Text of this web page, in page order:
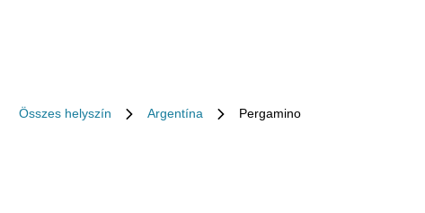
Összes helyszín Argentína Pergamino